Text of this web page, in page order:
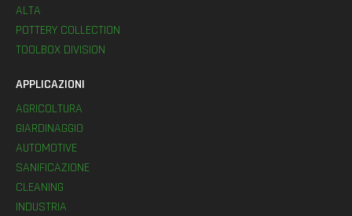
ALTA
POTTERY COLLECTION
TOOLBOX DIVISION
APPLICAZIONI
AGRICOLTURA
GIARDINAGGIO
AUTOMOTIVE
SANIFICAZIONE
CLEANING
INDUSTRIA